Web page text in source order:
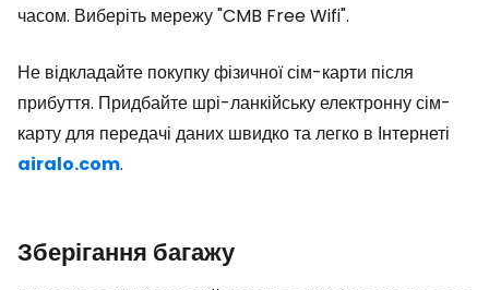
часом. Виберіть мережу "CMB Free Wifi".
Не відкладайте покупку фізичної сім-карти після
прибуття. Придбайте шрі-ланкійську електронну сім-
карту для передачі даних швидко та легко в Інтернеті
airalo.com.
Зберігання багажу